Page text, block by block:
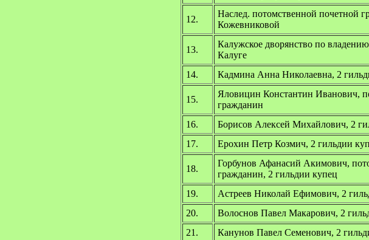
12.
Наслед. потомственной почетной
Кожевниковой
13.
Калужское дворянство по
Калуге
14. Кадмина Анна Николаевна, 2
15.
Яловицин Константин Иванович,
гражданин
16. Борисов Алексей Михайлович, 2
17.
Ерохин Петр Козмич, 2 гильдии
18.
Горбунов Афанасий Акимович,
гражданин, 2 гильдии купец
19. Астреев Николай Ефимович, 2
20.
Волоснов Павел Макарович, 2
21.
Канунов Павел Семенович, 2